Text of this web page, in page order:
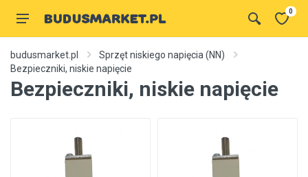
0
budusmarket.pl
Sprzęt niskiego napięcia (NN)
Bezpieczniki, niskie napięcie
Bezpieczniki, niskie napięcie